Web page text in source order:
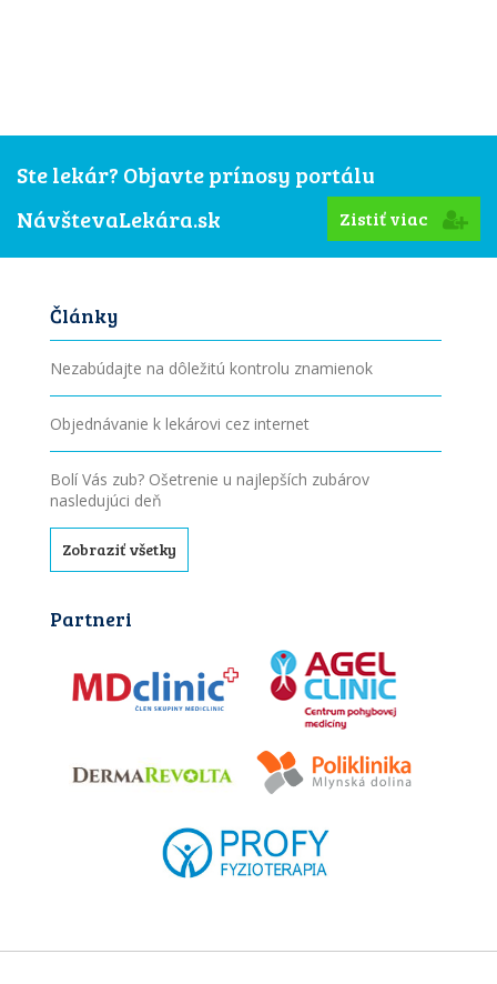
Ste lekár? Objavte prínosy portálu
NávštevaLekára.sk
Zistiť viac
Články
Nezabúdajte na dôležitú kontrolu znamienok
Objednávanie k lekárovi cez internet
Bolí Vás zub? Ošetrenie u najlepších zubárov
nasledujúci deň
Zobraziť všetky
Partneri